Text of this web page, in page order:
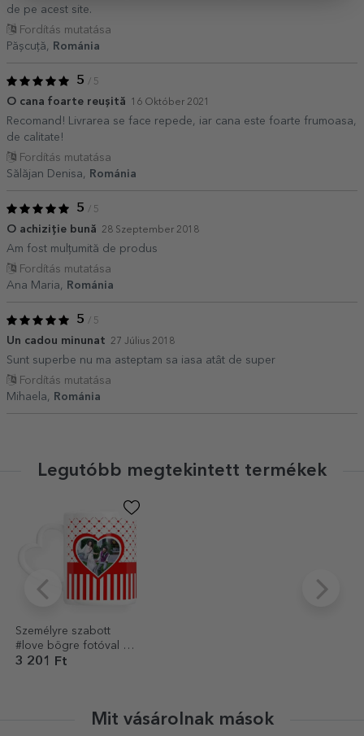
de pe acest site.
Fordítás mutatása
Pășcuță,
Románia
5 / 5
O cana foarte reușită 16 Október 2021
Recomand! Livrarea se face repede, iar cana este foarte frumoasa,
de calitate!
Fordítás mutatása
Sălăjan Denisa,
Románia
5 / 5
O achiziție bună 28 Szeptember 2018
Am fost mulțumită de produs
Fordítás mutatása
Ana Maria,
Románia
5 / 5
Un cadou minunat 27 Július 2018
Sunt superbe nu ma asteptam sa iasa atât de super
Fordítás mutatása
Mihaela,
Románia
Legutóbb megtekintett termékek
Személyre szabott
#love bögre fotóval és
szöveggel – szív alakú
3 201 Ft
Mit vásárolnak mások